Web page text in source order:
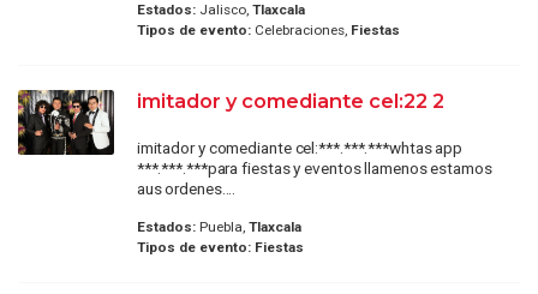
Estados:Jalisco, Tlaxcala
Tipos de evento:Celebraciones, Fiestas
imitador y comediante cel:22 2
imitador y comediante cel:***.***.***whtas app
***.***.***para fiestas y eventos llamenos estamos
aus ordenes....
Estados:Puebla, Tlaxcala
Tipos de evento: Fiestas